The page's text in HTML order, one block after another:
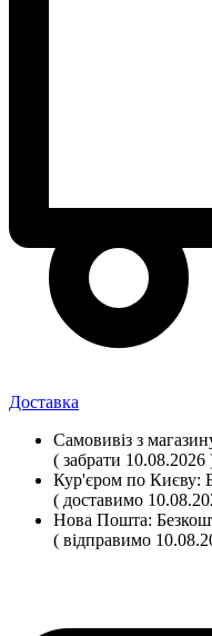
Доставка
Самовивіз з
( забрати 10.08.2026
Кур'єром по Києву:
( доставимо
Нова Пошта:
( відправимо